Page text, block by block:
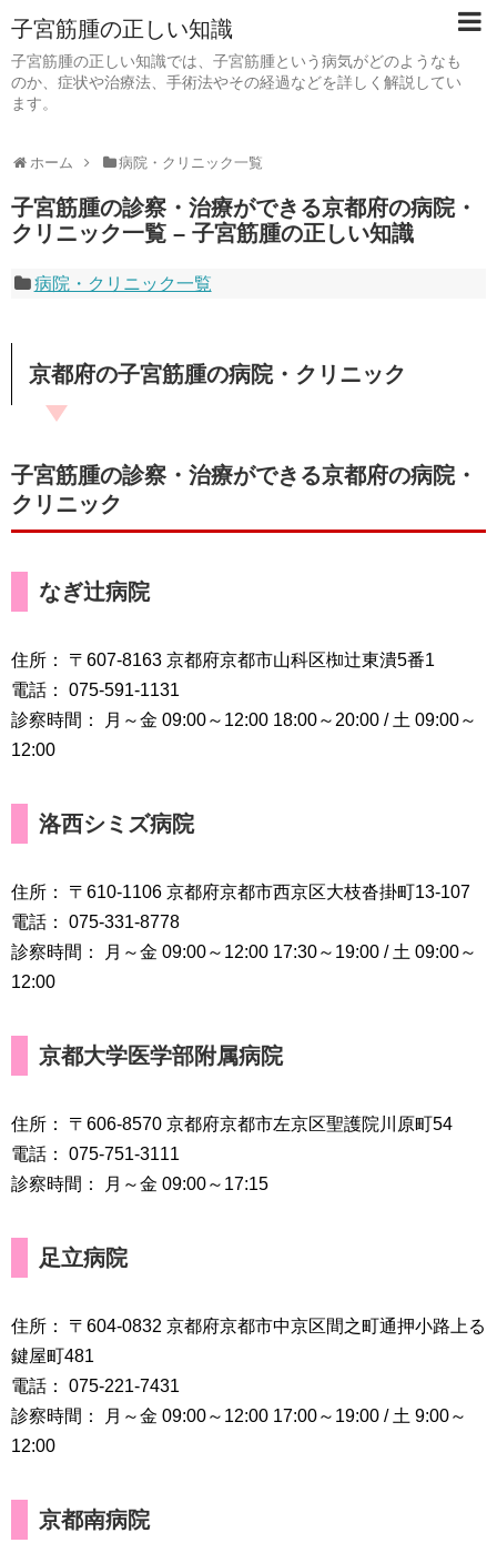
子宮筋腫の正しい知識
子宮筋腫の正しい知識では、子宮筋腫という病気がどのようなも
のか、症状や治療法、手術法やその経過などを詳しく解説してい
ます。
ホーム 病院・クリニック一覧
子宮筋腫の診察・治療ができる京都府の病院・
クリニック一覧 – 子宮筋腫の正しい知識
病院・クリニック一覧
京都府の子宮筋腫の病院・クリニック
子宮筋腫の診察・治療ができる京都府の病院・
クリニック
なぎ辻病院
住所： 〒607-8163 京都府京都市山科区椥辻東潰5番1
電話： 075-591-1131
診察時間： 月～金 09:00～12:00 18:00～20:00 / 土 09:00～
12:00
洛西シミズ病院
住所： 〒610-1106 京都府京都市西京区大枝沓掛町13-107
電話： 075-331-8778
診察時間： 月～金 09:00～12:00 17:30～19:00 / 土 09:00～
12:00
京都大学医学部附属病院
住所： 〒606-8570 京都府京都市左京区聖護院川原町54
電話： 075-751-3111
診察時間： 月～金 09:00～17:15
足立病院
住所： 〒604-0832 京都府京都市中京区間之町通押小路上る
鍵屋町481
電話： 075-221-7431
診察時間： 月～金 09:00～12:00 17:00～19:00 / 土 9:00～
12:00
京都南病院